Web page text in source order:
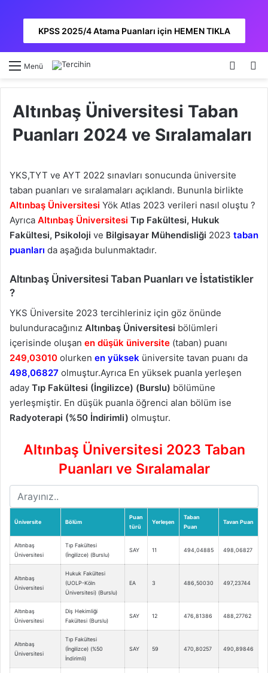
KPSS 2025/4 Atama Puanları için HEMEN TIKLA
Menü Kayıt
Altınbaş Üniversitesi Taban
Puanları 2024 ve Sıralamaları
YKS,TYT ve AYT 2022 sınavları sonucunda üniversite
taban puanları ve sıralamaları açıklandı. Bununla birlikte
Altınbaş Üniversitesi Yök Atlas 2023 verileri nasıl oluştu ?
Ayrıca Altınbaş Üniversitesi Tıp Fakültesi, Hukuk
Fakültesi, Psikoloji ve Bilgisayar Mühendisliği 2023 taban
puanları da aşağıda bulunmaktadır.
Altınbaş Üniversitesi Taban Puanları ve İstatistikler
?
YKS Üniversite 2023 tercihleriniz için göz önünde
bulunduracağınız Altınbaş Üniversitesi bölümleri
içerisinde oluşan en düşük üniversite (taban) puanı
249,03010 olurken en yüksek üniversite tavan puanı da
498,06827 olmuştur.Ayrıca En yüksek puanla yerleşen
aday Tıp Fakültesi (İngilizce) (Burslu) bölümüne
yerleşmiştir. En düşük puanla öğrenci alan bölüm ise
Radyoterapi (%50 İndirimli) olmuştur.
Altınbaş Üniversitesi 2023 Taban
Puanları ve Sıralamalar
Üniversite Bölüm
Puan
türü
Yerleşen
Taban
Puan
Tavan Puan
Altınbaş
Üniversitesi
Tıp Fakültesi
(İngilizce) (Burslu)
SAY 11 494,04885 498,06827
Altınbaş
Üniversitesi
Hukuk Fakültesi
(UOLP-Köln
Üniversitesi) (Burslu)
EA 3 486,50030 497,23744
Altınbaş
Üniversitesi
Diş Hekimliği
Fakültesi (Burslu)
SAY 12 476,81386 488,27762
Altınbaş
Üniversitesi
Tıp Fakültesi
(İngilizce) (%50
İndirimli)
SAY 59 470,80257 490,89846